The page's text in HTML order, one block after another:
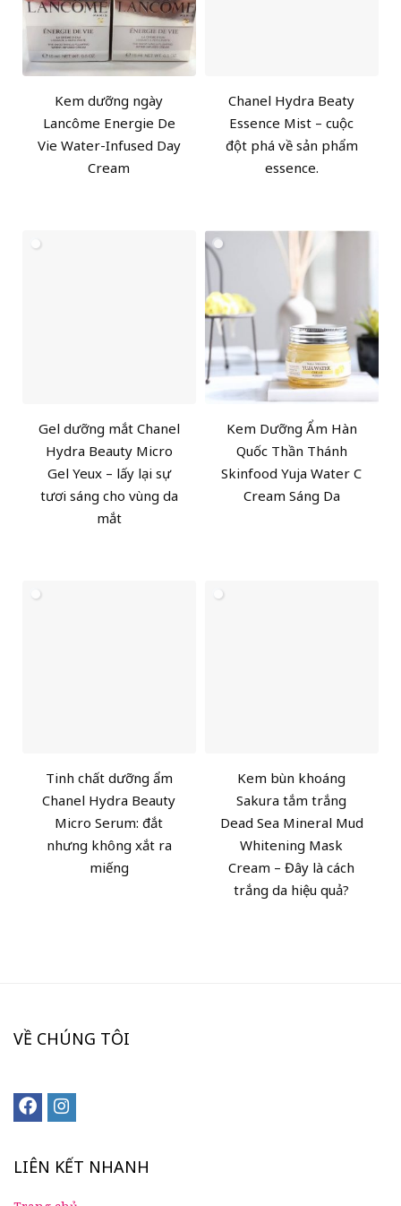
Kem dưỡng ngày
Lancôme Energie De
Vie Water-Infused Day
Cream
Chanel Hydra Beaty
Essence Mist – cuộc
đột phá về sản phẩm
essence.
Gel dưỡng mắt Chanel
Hydra Beauty Micro
Gel Yeux – lấy lại sự
tươi sáng cho vùng da
mắt
Kem Dưỡng Ẩm Hàn
Quốc Thần Thánh
Skinfood Yuja Water C
Cream Sáng Da
Tinh chất dưỡng ẩm
Chanel Hydra Beauty
Micro Serum: đắt
nhưng không xắt ra
miếng
Kem bùn khoáng
Sakura tắm trắng
Dead Sea Mineral Mud
Whitening Mask
Cream – Đây là cách
trắng da hiệu quả?
VỀ CHÚNG TÔI
LIÊN KẾT NHANH